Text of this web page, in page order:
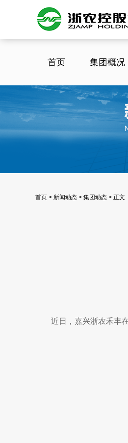
首页 集团概况
首页 > 新闻动态 > 集团动态 > 正文
近日，嘉兴浙农禾丰